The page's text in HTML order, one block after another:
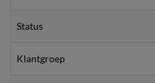
Status
Klantgroep